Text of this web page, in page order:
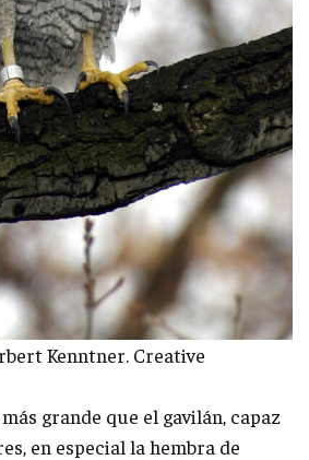
Kenntner. Creative
grande que el gavilán, capaz
en especial la hembra de